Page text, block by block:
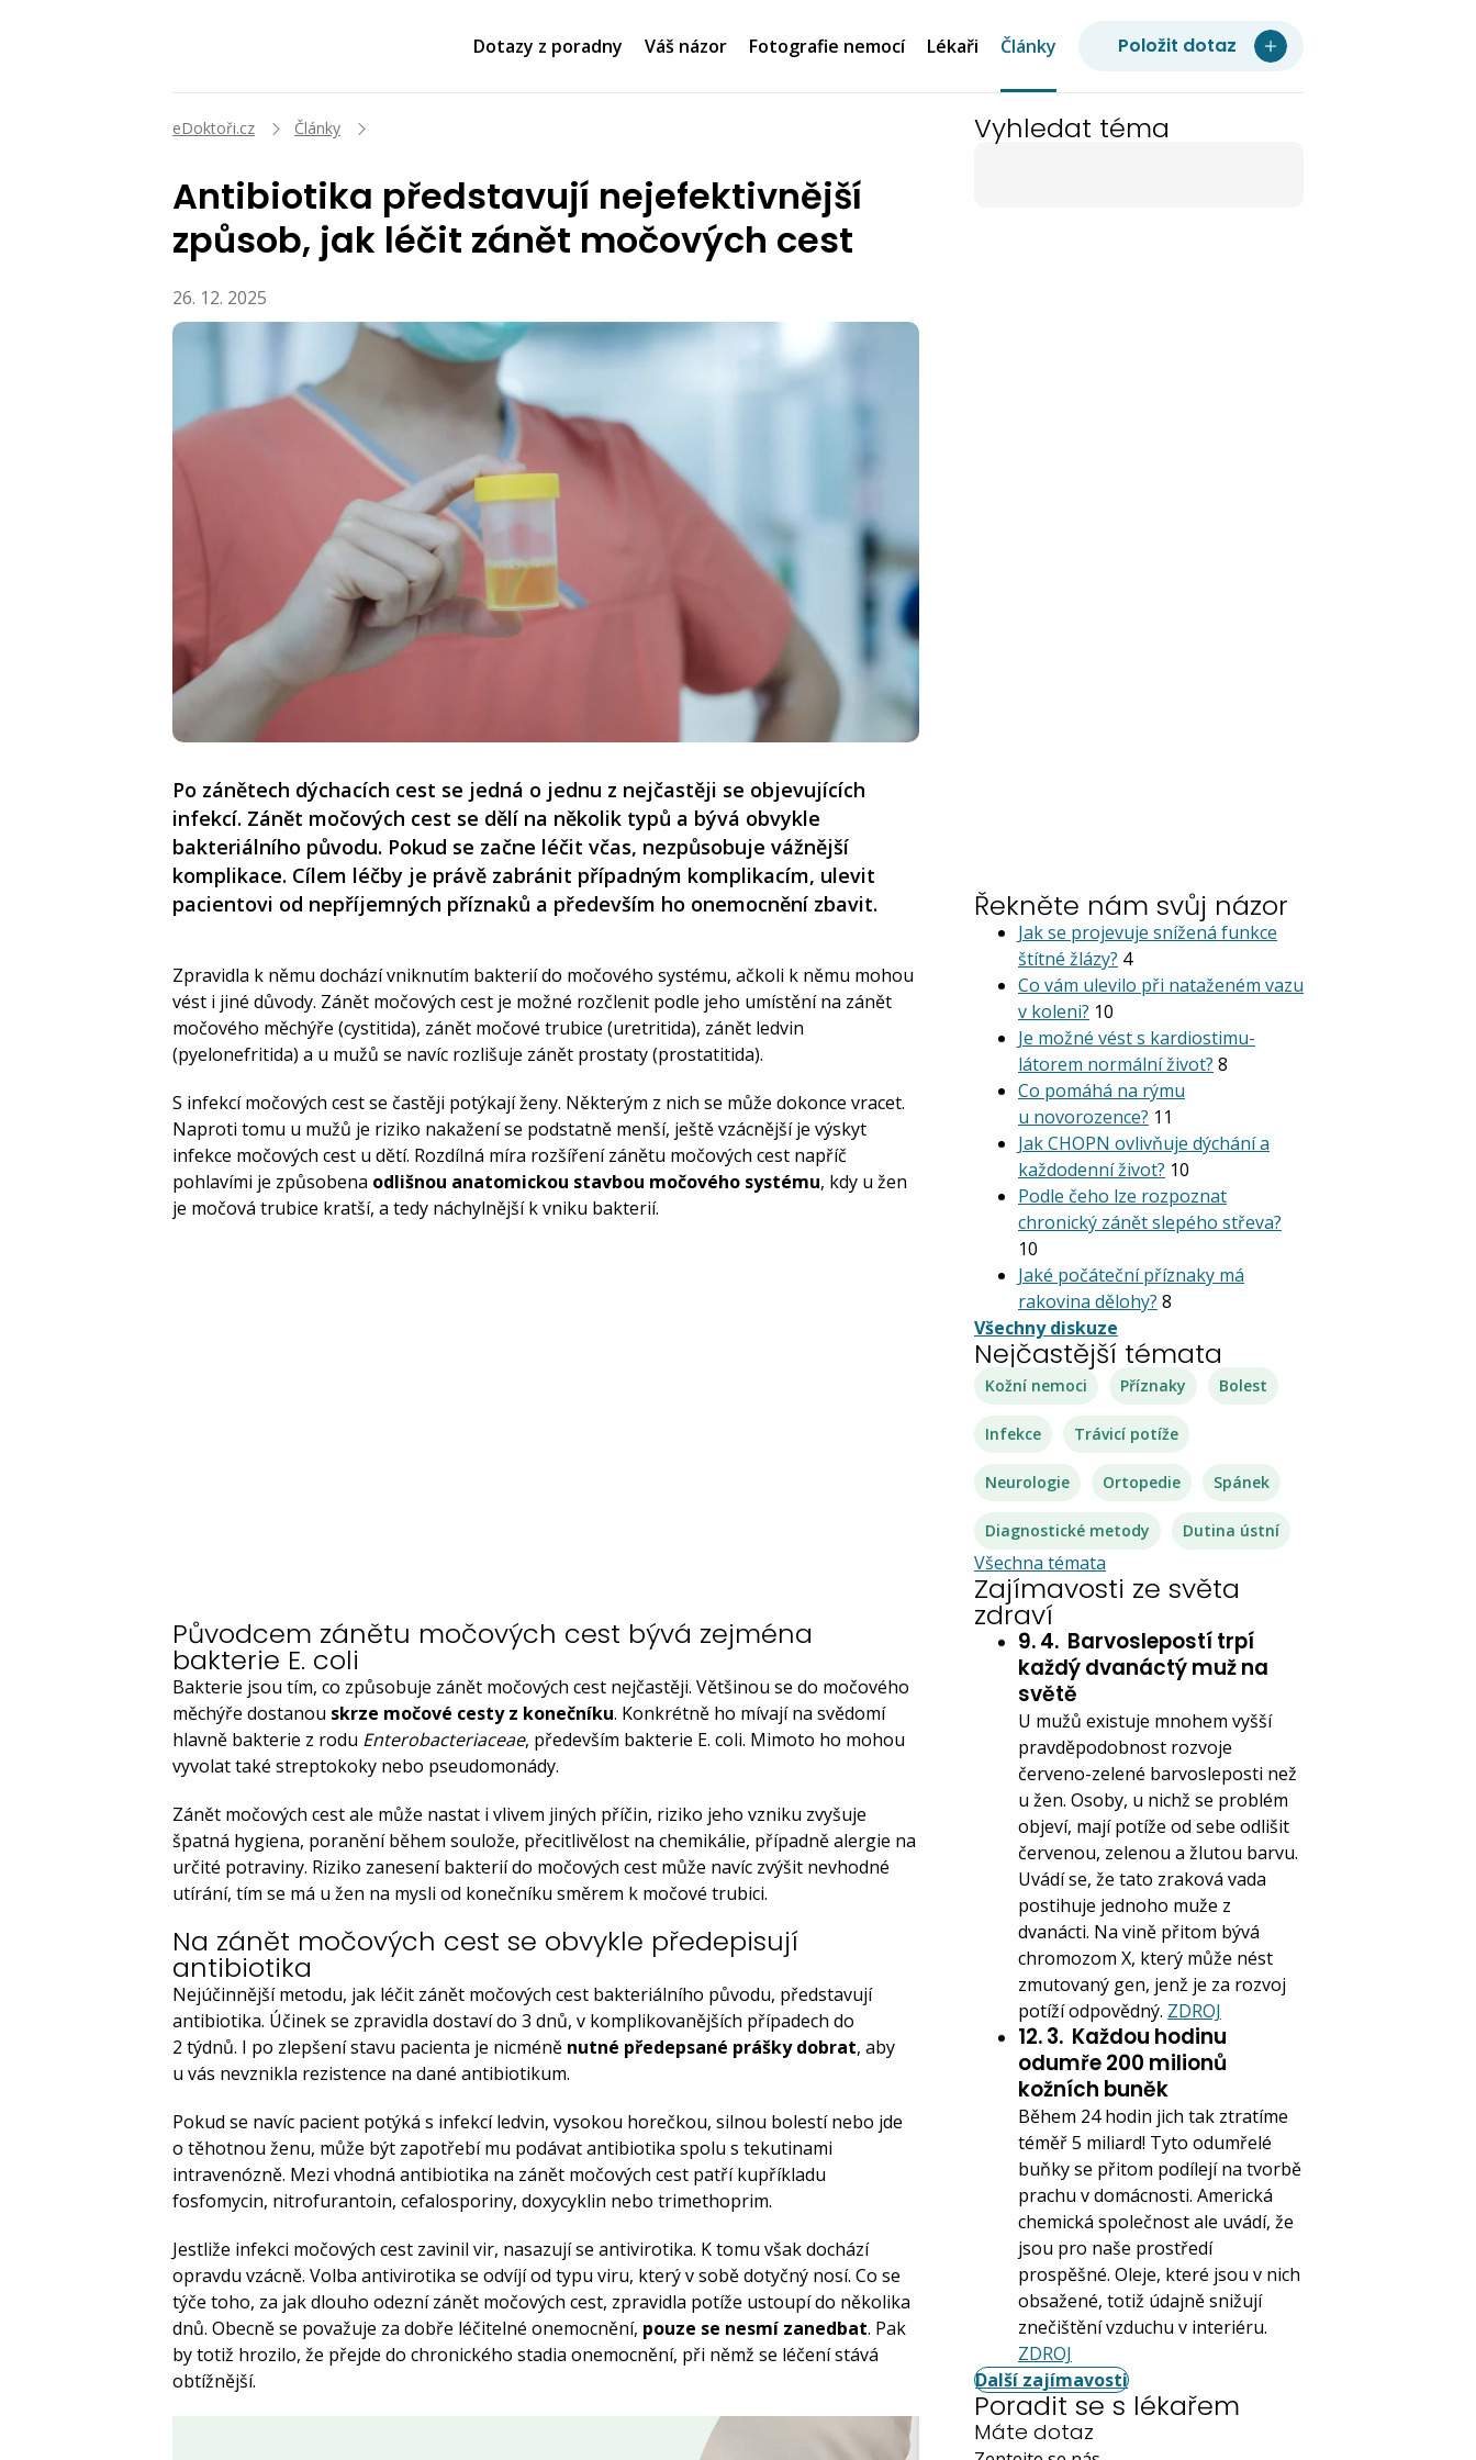
Dotazy z poradny Váš názor Fotografie nemocí Lékaři Články Položit dotaz
eDoktoři.cz Články
Antibiotika představují nejefektivnější
způsob, jak léčit zánět močových cest
26. 12. 2025
Po zánětech dýchacích cest se jedná o jednu z nejčastěji se objevujících
infekcí. Zánět močových cest se dělí na několik typů a bývá obvykle
bakteriálního původu. Pokud se začne léčit včas, nezpůsobuje vážnější
komplikace. Cílem léčby je právě zabránit případným komplikacím, ulevit
pacientovi od nepříjemných příznaků a především ho onemocnění zbavit.
Zpravidla k němu dochází vniknutím bakterií do močového systému, ačkoli k němu mohou
vést i jiné důvody. Zánět močových cest je možné rozčlenit podle jeho umístění na zánět
močového měchýře (cystitida), zánět močové trubice (uretritida), zánět ledvin
(pyelonefritida) a u mužů se navíc rozlišuje zánět prostaty (prostatitida).
S infekcí močových cest se častěji potýkají ženy. Některým z nich se může dokonce vracet.
Naproti tomu u mužů je riziko nakažení se podstatně menší, ještě vzácnější je výskyt
infekce močových cest u dětí. Rozdílná míra rozšíření zánětu močových cest napříč
pohlavími je způsobena odlišnou anatomickou stavbou močového systému, kdy u žen
je močová trubice kratší, a tedy náchylnější k vniku bakterií.
Původcem zánětu močových cest bývá zejména
bakterie E. coli
Bakterie jsou tím, co způsobuje zánět močových cest nejčastěji. Většinou se do močového
měchýře dostanou skrze močové cesty z konečníku. Konkrétně ho mívají na svědomí
hlavně bakterie z rodu Enterobacteriaceae, především bakterie E. coli. Mimoto ho mohou
vyvolat také streptokoky nebo pseudomonády.
Zánět močových cest ale může nastat i vlivem jiných příčin, riziko jeho vzniku zvyšuje
špatná hygiena, poranění během soulože, přecitlivělost na chemikálie, případně alergie na
určité potraviny. Riziko zanesení bakterií do močových cest může navíc zvýšit nevhodné
utírání, tím se má u žen na mysli od konečníku směrem k močové trubici.
Na zánět močových cest se obvykle předepisují
antibiotika
Nejúčinnější metodu, jak léčit zánět močových cest bakteriálního původu, představují
antibiotika. Účinek se zpravidla dostaví do 3 dnů, v komplikovanějších případech do
2 týdnů. I po zlepšení stavu pacienta je nicméně nutné předepsané prášky dobrat, aby
u vás nevznikla rezistence na dané antibiotikum.
Pokud se navíc pacient potýká s infekcí ledvin, vysokou horečkou, silnou bolestí nebo jde
o těhotnou ženu, může být zapotřebí mu podávat antibiotika spolu s tekutinami
intravenózně. Mezi vhodná antibiotika na zánět močových cest patří kupříkladu
fosfomycin, nitrofurantoin, cefalosporiny, doxycyklin nebo trimethoprim.
Jestliže infekci močových cest zavinil vir, nasazují se antivirotika. K tomu však dochází
opravdu vzácně. Volba antivirotika se odvíjí od typu viru, který v sobě dotyčný nosí. Co se
týče toho, za jak dlouho odezní zánět močových cest, zpravidla potíže ustoupí do několika
dnů. Obecně se považuje za dobře léčitelné onemocnění, pouze se nesmí zanedbat. Pak
by totiž hrozilo, že přejde do chronického stadia onemocnění, při němž se léčení stává
obtížnější.
Vyhledat téma
Řekněte nám svůj názor
Jak se projevuje snížená funkce
štítné žlázy? 4
Co vám ulevilo při nataženém vazu
v koleni? 10
Je možné vést s kardiostimu­
látorem normální život? 8
Co pomáhá na rýmu
u novorozence? 11
Jak CHOPN ovlivňuje dýchání a
každodenní život? 10
Podle čeho lze rozpoznat
chronický zánět slepého střeva?
10
Jaké počáteční příznaky má
rakovina dělohy? 8
Všechny diskuze
Nejčastější témata
Kožní nemoci Příznaky Bolest
Infekce Trávicí potíže
Neurologie Ortopedie Spánek
Diagnostické metody Dutina ústní
Všechna témata
Zajímavosti ze světa
zdraví
9. 4. Barvoslepostí trpí
každý dvanáctý muž na
světě
U mužů existuje mnohem vyšší
pravděpodobnost rozvoje
červeno-zelené barvosleposti než
u žen. Osoby, u nichž se problém
objeví, mají potíže od sebe odlišit
červenou, zelenou a žlutou barvu.
Uvádí se, že tato zraková vada
postihuje jednoho muže z
dvanácti. Na vině přitom bývá
chromozom X, který může nést
zmutovaný gen, jenž je za rozvoj
potíží odpovědný. ZDROJ
12. 3. Každou hodinu
odumře 200 milionů
kožních buněk
Během 24 hodin jich tak ztratíme
téměř 5 miliard! Tyto odumřelé
buňky se přitom podílejí na tvorbě
prachu v domácnosti. Americká
chemická společnost ale uvádí, že
jsou pro naše prostředí
prospěšné. Oleje, které jsou v nich
obsažené, totiž údajně snižují
znečištění vzduchu v interiéru.
ZDROJ
Další zajímavosti
Poradit se s lékařem
Máte dotaz